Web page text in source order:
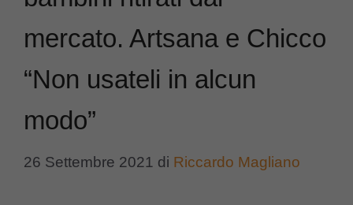
mercato. Artsana e Chicco
“Non usateli in alcun
modo”
26 Settembre 2021 di Riccardo Magliano